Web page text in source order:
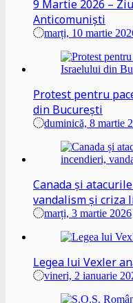
9 Martie 2026 –
Anticomuniști
marți, 10 martie
Protest pentru
din București
duminică, 8 martie
Canada și
vandalism și
marți, 3 martie 2026
Legea lui Vexler
vineri, 2 ianuarie